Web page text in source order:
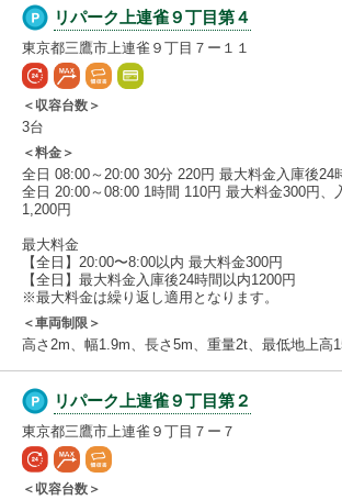
リパーク上連雀９丁目第４
東京都三鷹市上連雀９丁目７ー１１
＜収容台数＞
3台
＜料金＞
全日 08:00～20:00 30分 220円 最大料金入庫後24
全日 20:00～08:00 1時間 110円 最大料金300円、
1,200円
最大料金
【全日】20:00〜8:00以内 最大料金300円
【全日】最大料金入庫後24時間以内1200円
※最大料金は繰り返し適用となります。
＜車両制限＞
高さ2m、幅1.9m、長さ5m、重量2t、最低地上高
リパーク上連雀９丁目第２
東京都三鷹市上連雀９丁目７ー７
＜収容台数＞